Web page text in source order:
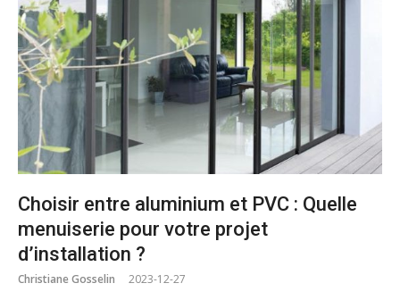
Choisir entre aluminium et PVC : Quelle
menuiserie pour votre projet
d’installation ?
Christiane Gosselin 2023-12-27